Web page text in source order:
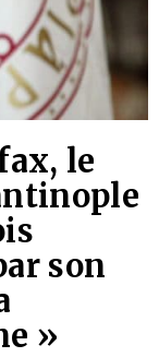
le
son
»